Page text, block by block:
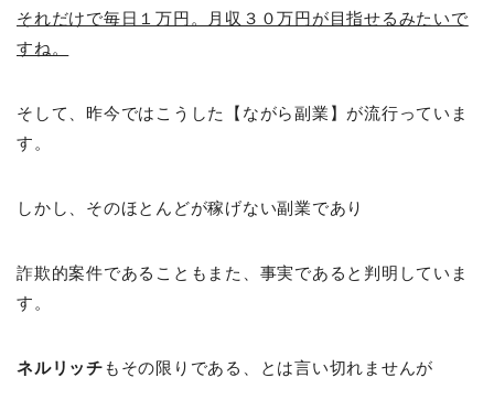
それだけで毎日１万円。月収３０万円が目指せるみたいで
すね。
そして、昨今ではこうした【ながら副業】が流行っていま
す。
しかし、そのほとんどが稼げない副業であり
詐欺的案件であることもまた、事実であると判明していま
す。
ネルリッチ もその限りである、とは言い切れませんが